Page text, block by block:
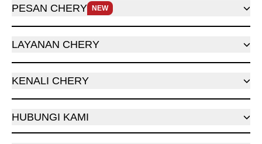
PESAN CHERY NEW
LAYANAN CHERY
KENALI CHERY
HUBUNGI KAMI